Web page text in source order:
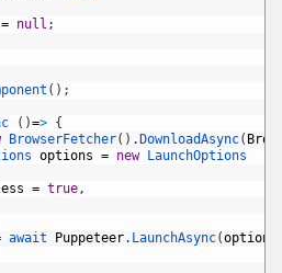
= null ;
( ) ;
( )=> {
BrowserFetcher( ) .DownloadAsync(
options = new LaunchOptions
= true ,
await Puppeteer. LaunchAsync(options